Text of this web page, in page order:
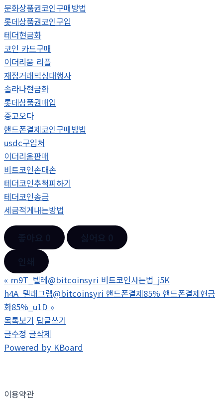
문화상품권코인구매방법
롯데상품권코인구입
테더현금화
코인 카드구매
이더리움 리플
재정거래믹싱대행사
솔라나현금화
롯데상품권매입
중고오다
핸드폰결제코인구매방법
usdc구입처
이더리움판매
비트코인손대손
테더코인추척피하기
테더코인송금
세금적게내는방법
« m9T_텔레@bitcoinsyri 비트코인사는법_j5K
h4A_텔래그램@bitcoinsyri 핸드폰결제85% 핸드폰결제현금
화85%_u1D »
목록보기 답글쓰기
글수정 글삭제
Powered by KBoard
이용약관